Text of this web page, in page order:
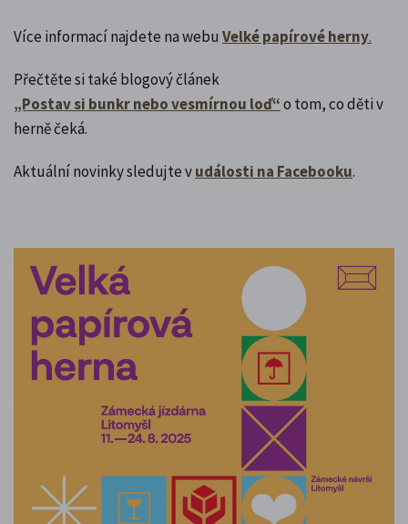
Více informací najdete na webu Velké papírové herny.
Přečtěte si také blogový článek
„Postav si bunkr nebo vesmírnou loď“o tom, co děti v
herně čeká.
Aktuální novinky sledujte vudálosti na Facebooku.